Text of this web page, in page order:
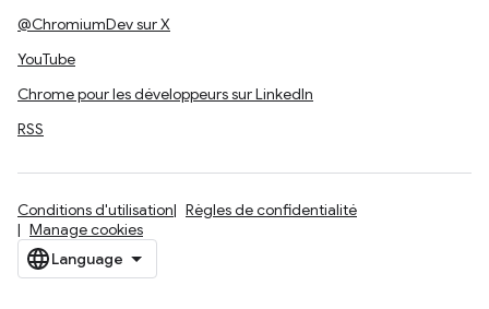
@ChromiumDev sur X
YouTube
Chrome pour les développeurs sur LinkedIn
RSS
Conditions d'utilisation
Règles de confidentialité
Manage cookies